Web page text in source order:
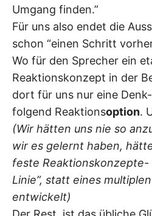
Umgang finden.”
Für uns also endet die
schon “einen Schritt
Wo für den Sprecher ein
Reaktionskonzept in der
dort für uns nur eine
folgend Reaktionsoption.
(Wir hätten uns nie so
wir es gelernt haben,
feste Reaktionskonzepte-
Linie”, statt eines
entwickelt)